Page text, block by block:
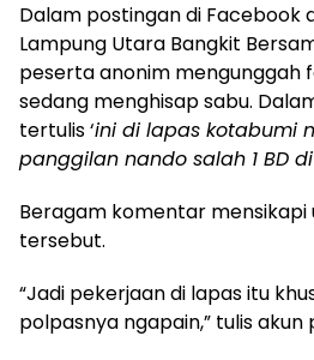
Dalam postingan di Facebook
Lampung Utara Bangkit
peserta anonim mengunggah
sedang menghisap sabu.
tertulis ‘ini di lapas kotabumi
panggilan nando salah 1 BD
Beragam komentar
tersebut.
“Jadi pekerjaan di lapas itu
polpasnya ngapain,” tulis